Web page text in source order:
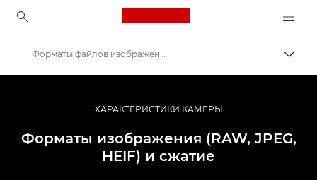
Canon Logo, back to
Профессиональная фото- и видеосъемка
Информационный банк: информационный ресурс для фотографов
Форматы файлов изображения: RAW, JPEG и другие
ХАРАКТЕРИСТИКИ КАМЕРЫ
Форматы изображения (RAW, JPEG,
HEIF) и сжатие